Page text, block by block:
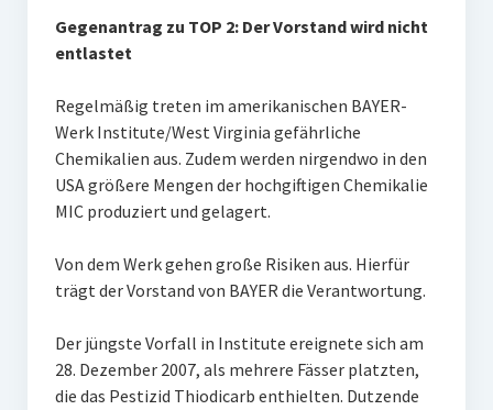
Gegenantrag zu TOP 2: Der Vorstand wird nicht
entlastet
Regelmäßig treten im amerikanischen BAYER-
Werk Institute/West Virginia gefährliche
Chemikalien aus. Zudem werden nirgendwo in den
USA größere Mengen der hochgiftigen Chemikalie
MIC produziert und gelagert.
Von dem Werk gehen große Risiken aus. Hierfür
trägt der Vorstand von BAYER die Verantwortung.
Der jüngste Vorfall in Institute ereignete sich am
28. Dezember 2007, als mehrere Fässer platzten,
die das Pestizid Thiodicarb enthielten. Dutzende